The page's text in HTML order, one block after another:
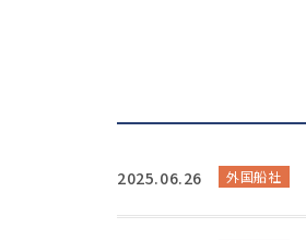
2025.06.26 外国船社